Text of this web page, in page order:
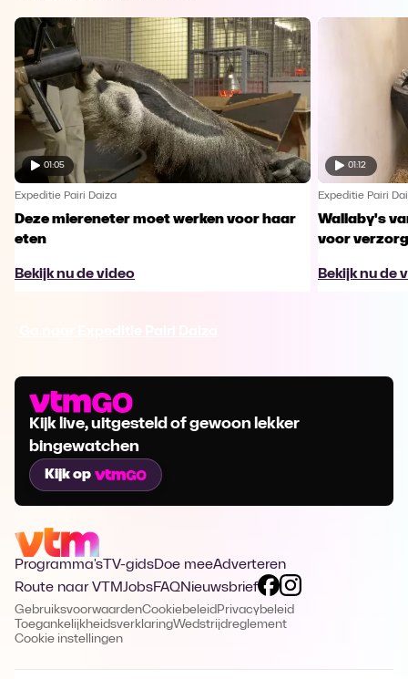
01:05
Expeditie Pairi Daiza
Deze miereneter moet werken voor haar
eten
Bekijk nu de video
01:12
Expeditie Pairi
Wallaby's
voor
Bekijk nu de
Kijk live, uitgesteld of gewoon lekker
bingewatchen
Kijk op
Programma's TV-gidsDoe meeAdverteren
Route naar VTMJobsFAQNieuwsbrief
GebruiksvoorwaardenCookiebeleid Privacybeleid
ToegankelijkheidsverklaringWedstrijdreglement
Cookie instellingen